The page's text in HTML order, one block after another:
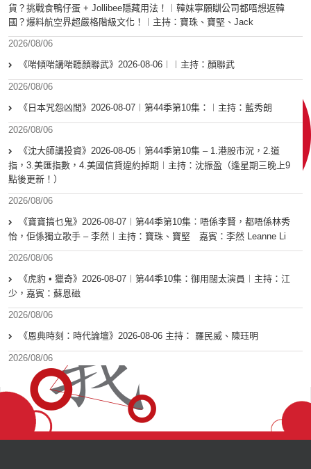
貨？挑戰食鴨仔蛋 + Jollibee隱藏用法！︱韓妹寧願瞓公司都唔想返韓
國？爆料航空界超嚴格階級文化！︱主持：寶珠、寶堅、Jack
2026/08/06
《啱傾啱講啱聽顏聯武》2026-08-06︱︱主持：顏聯武
2026/08/06
《日本咒怨凶間》2026-08-07︱第44季第10集：︱主持：藍秀朗
2026/08/06
《沈大師講投資》2026-08-05︱第44季第10集 – 1.港股市況，2.道
指，3.美匯指數，4.美國信貸違約掉期︱主持：沈振盈（逢星期三晚上9
點後更新！）
2026/08/06
《寶寶搞乜鬼》2026-08-07︱第44季第10集︰唔係李賢，都唔係林秀
怡，佢係獨立歌手 – 李然︱主持：寶珠、寶堅 嘉賓：李然 Leanne Li
2026/08/06
《虎豹 • 獵奇》2026-08-07︱第44季10集：御用闊太演員︱主持：江
少，嘉賓：蘇恩磁
2026/08/06
《恩典時刻：時代論壇》2026-08-06 主持： 羅民威、陳珏明
2026/08/06